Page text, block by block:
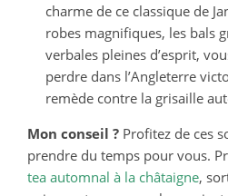
charme de ce classique de
robes magnifiques, les bals
verbales pleines d’esprit,
perdre dans l’Angleterre
remède contre la grisaille
Mon conseil ? Profitez de ces
prendre du temps pour vous.
tea automnal à la châtaigne,